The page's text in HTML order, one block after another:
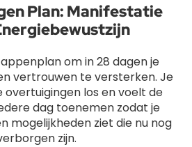
Plan: Manifestatie
om in 28 dagen je
vertrouwen te versterken. Je
los en voelt de
dag toenemen zodat je
mogelijkheden ziet die nu nog
zijn.